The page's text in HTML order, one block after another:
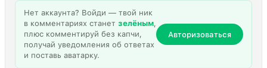
Нет аккаунта? Войди — твой ник
в комментариях станет зелёным,
плюс комментируй без капчи,
получай уведомления об ответах
и поставь аватарку.
Авторизоваться